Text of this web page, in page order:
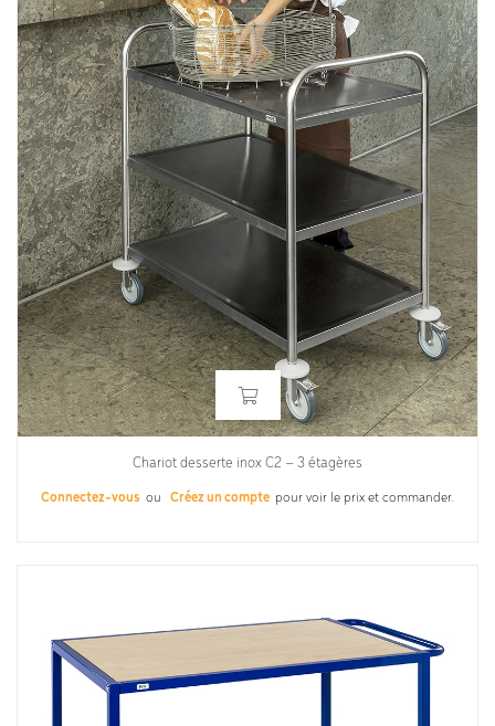
Chariot desserte inox C2 – 3 étagères
Connectez-vous ou Créez un compte pour voir le prix et commander.